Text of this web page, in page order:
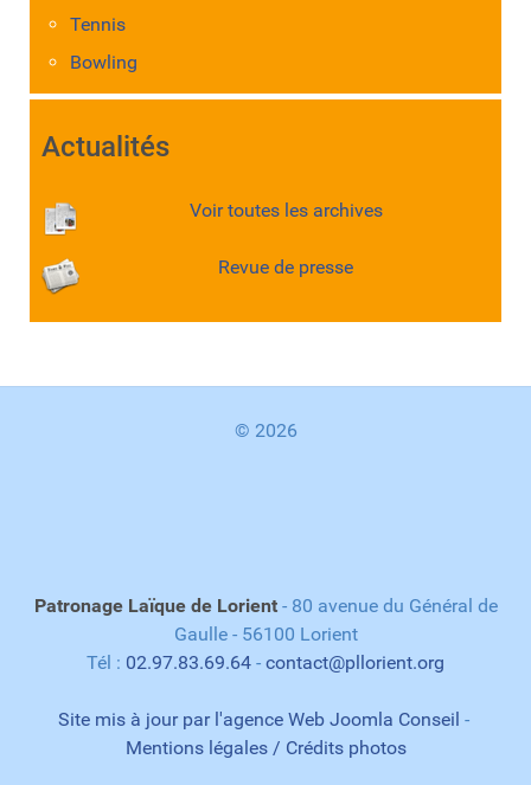
Tennis
Bowling
Actualités
Voir toutes les archives
Revue de presse
© 2026
Patronage Laïque de Lorient - 80 avenue du Général de
Gaulle - 56100 Lorient
Tél : 02.97.83.69.64 - contact@pllorient.org
Site mis à jour par l'agence Web Joomla Conseil -
Mentions légales / Crédits photos